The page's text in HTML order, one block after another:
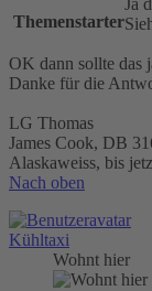
Themenstarter
Ja
OK dann sollte das
Danke für die
LG Thomas
James Cook, DB
Alaskaweiss, bis
Nach oben
Kühltaxi
Wohnt hier